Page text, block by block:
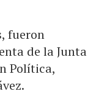
fueron
de la Junta
Política,